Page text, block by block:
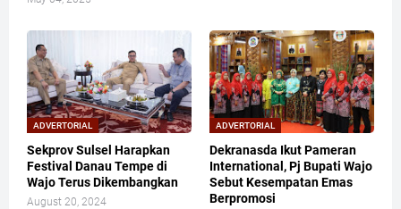
ADVERTORIAL
Sekprov Sulsel Harapkan
Festival Danau Tempe di
Wajo Terus Dikembangkan
August 20, 2024
ADVERTORIAL
Dekranasda Ikut Pameran
International, Pj Bupati Wajo
Sebut Kesempatan Emas
Berpromosi